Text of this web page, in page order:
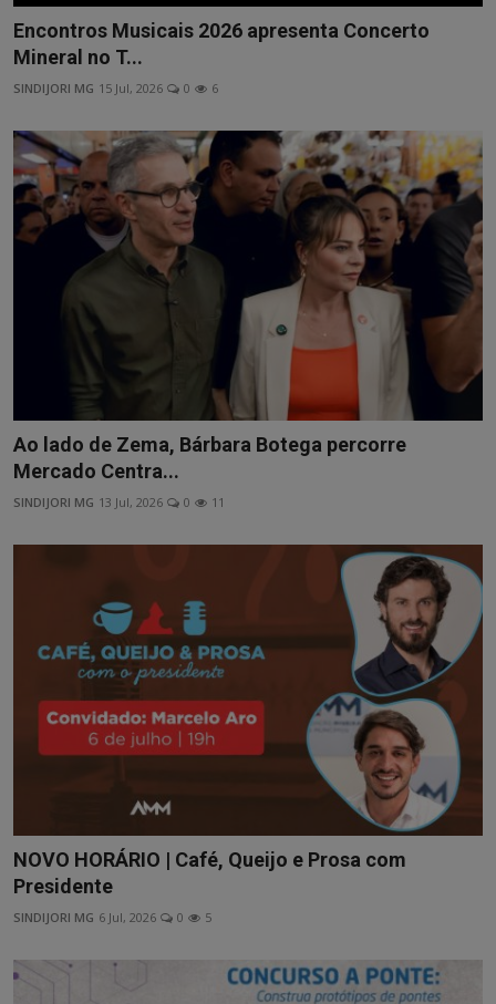
Encontros Musicais 2026 apresenta Concerto
Mineral no T...
SINDIJORI MG 15 Jul, 2026 0 6
Ao lado de Zema, Bárbara Botega percorre
Mercado Centra...
SINDIJORI MG 13 Jul, 2026 0 11
NOVO HORÁRIO | Café, Queijo e Prosa com
Presidente
SINDIJORI MG 6 Jul, 2026 0 5